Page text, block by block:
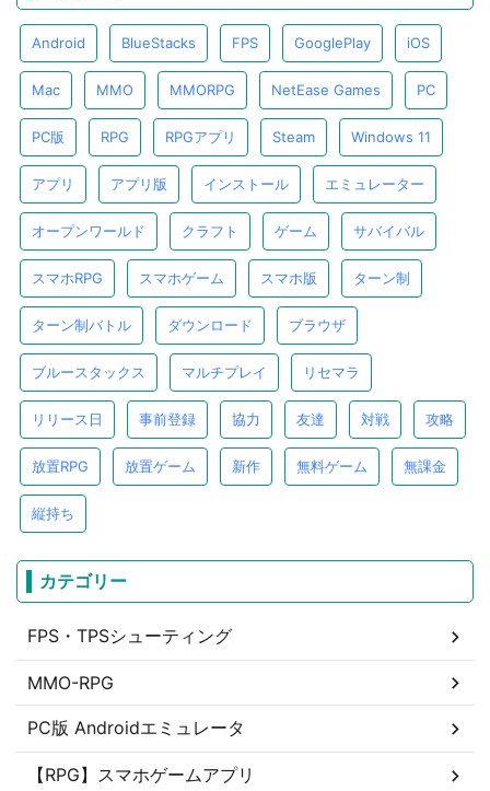
Android BlueStacks FPS GooglePlay iOS
Mac MMO MMORPG NetEase Games PC
PC版 RPG RPGアプリ Steam Windows 11
アプリ アプリ版 インストール エミュレーター
オープンワールド クラフト ゲーム サバイバル
スマホRPG スマホゲーム スマホ版 ターン制
ターン制バトル ダウンロード ブラウザ
ブルースタックス マルチプレイ リセマラ
リリース日 事前登録 協力 友達 対戦 攻略
放置RPG 放置ゲーム 新作 無料ゲーム 無課金
縦持ち
カテゴリー
FPS・TPSシューティング
MMO-RPG
PC版 Androidエミュレータ
【RPG】スマホゲームアプリ